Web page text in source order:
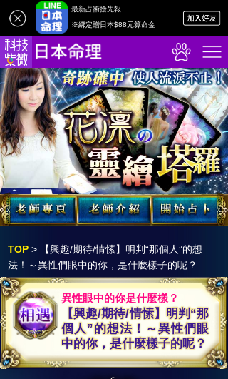
最新占術搶先報
※綁定贈日本$88元算命金
TOP >
【興趣/期待/情愫】明判“那個人”的想
法！～異性們眼中的你，是什麼樣子的呢？
異性眼中的你是什麼樣？
【興趣/期待/情愫】明判“那
個人”的想法！～異性們眼
中的你，是什麼樣子的呢？